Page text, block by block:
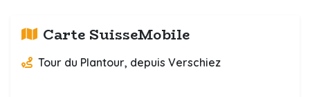
Carte SuisseMobile
Tour du Plantour, depuis Verschiez